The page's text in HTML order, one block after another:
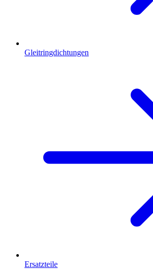
Gleitringdichtungen
Ersatzteile